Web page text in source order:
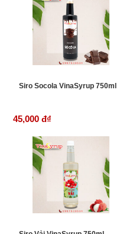
Siro Socola VinaSyrup 750ml
45,000 đ₫